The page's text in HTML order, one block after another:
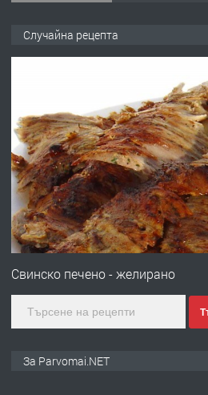
ПРЕДЛАГА Работа за
ПРЕДЛАГА
Първи поход
Случайна рецепта
Свинско печено - желирано
За Parvomai.NET